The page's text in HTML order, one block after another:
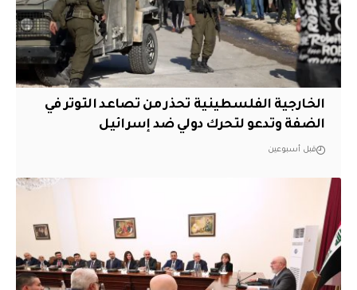
الخارجية الفلسطينية تحذر من تصاعد التوتر في
الضفة وتدعو لتحرك دولي ضد إسرائيل
قبل أسبوعين